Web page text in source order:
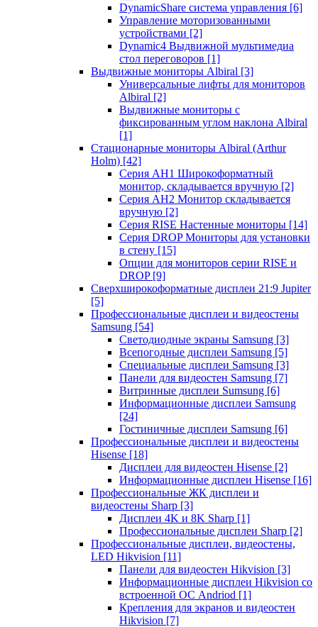
DynamicShare система управления [6]
Управление моторизованными
устройствами [2]
Dynamic4 Выдвижной мультимедиа
стол переговоров [1]
Выдвижные мониторы Albiral [3]
Универсальные лифты для мониторов
Albiral [2]
Выдвижные мониторы с
фиксированным углом наклона Albiral
[1]
Стационарные мониторы Albiral (Arthur
Holm) [42]
Серия AH1 Широкоформатный
монитор, складывается вручную [2]
Серия AH2 Монитор складывается
вручную [2]
Серия RISE Настенные мониторы [14]
Серия DROP Мониторы для установки
в стену [15]
Опции для мониторов серии RISE и
DROP [9]
Сверхширокоформатные дисплеи 21:9 Jupiter
[5]
Профессиональные дисплеи и видеостены
Samsung [54]
Светодиодные экраны Samsung [3]
Всепогодные дисплеи Samsung [5]
Специальные дисплеи Samsung [3]
Панели для видеостен Samsung [7]
Витринные дисплеи Sumsung [6]
Информационные дисплеи Samsung
[24]
Гостиничные дисплеи Samsung [6]
Профессиональные дисплеи и видеостены
Hisense [18]
Дисплеи для видеостен Hisense [2]
Информационные дисплеи Hisense [16]
Профессиональные ЖК дисплеи и
видеостены Sharp [3]
Дисплеи 4K и 8K Sharp [1]
Профессиональные дисплеи Sharp [2]
Профессиональные дисплеи, видеостены,
LED Hikvision [11]
Панели для видеостен Hikvision [3]
Информационные дисплеи Hikvision со
встроенной ОС Andriod [1]
Крепления для экранов и видеостен
Hikvision [7]